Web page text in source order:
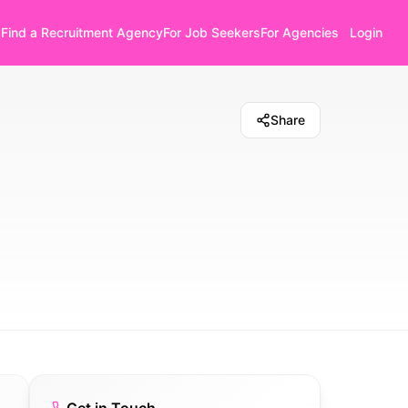
Find a Recruitment AgencyFor Job SeekersFor Agencies Login
Share